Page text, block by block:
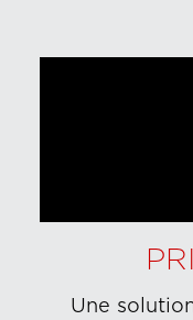
Une